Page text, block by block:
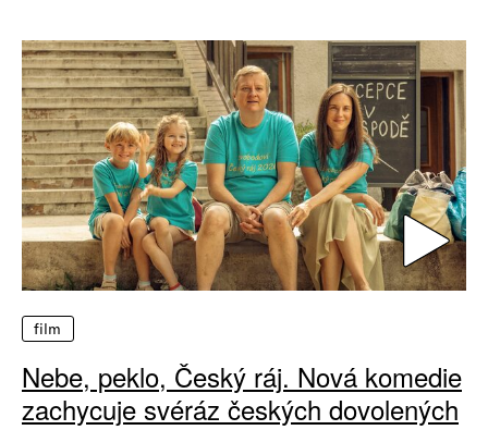
film
Nebe, peklo, Český ráj. Nová komedie
zachycuje svéráz českých dovolených